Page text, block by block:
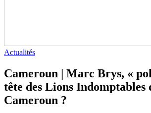
Actualités
Cameroun | Marc Brys, «
tête des Lions Indomptables
Cameroun ?